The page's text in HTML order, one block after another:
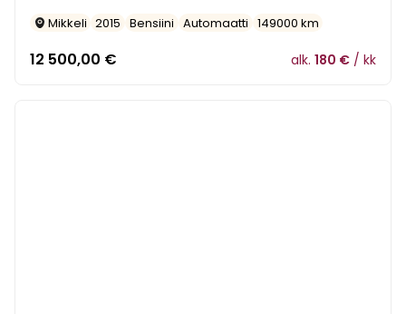
Mikkeli 2015 Bensiini Automaatti 149000 km
12 500,00 € alk. 180 € / kk